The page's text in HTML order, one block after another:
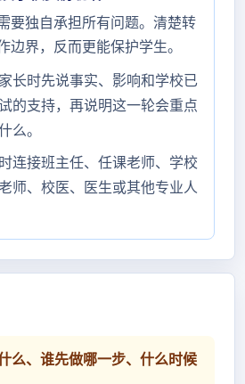
要独自承担所有问题。清楚转
边界，反而更能保护学生。
长时先说事实、影响和学校已
的支持，再说明这一轮会重点
么。
连接班主任、任课老师、学校
师、校医、医生或其他专业人
么、谁先做哪一步、什么时候